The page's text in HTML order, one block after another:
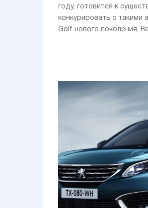
году, готовится к
конкурировать с такими
Golf нового поколения,